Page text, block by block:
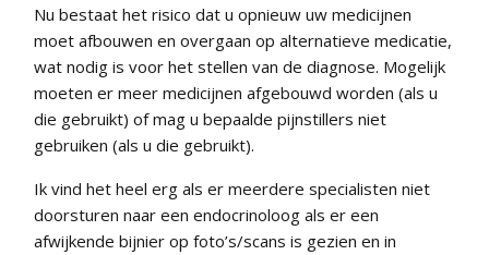
Nu bestaat het risico dat u opnieuw uw medicijnen
moet afbouwen en overgaan op alternatieve medicatie,
wat nodig is voor het stellen van de diagnose. Mogelijk
moeten er meer medicijnen afgebouwd worden (als u
die gebruikt) of mag u bepaalde pijnstillers niet
gebruiken (als u die gebruikt).
Ik vind het heel erg als er meerdere specialisten niet
doorsturen naar een endocrinoloog als er een
afwijkende bijnier op foto’s/scans is gezien en in